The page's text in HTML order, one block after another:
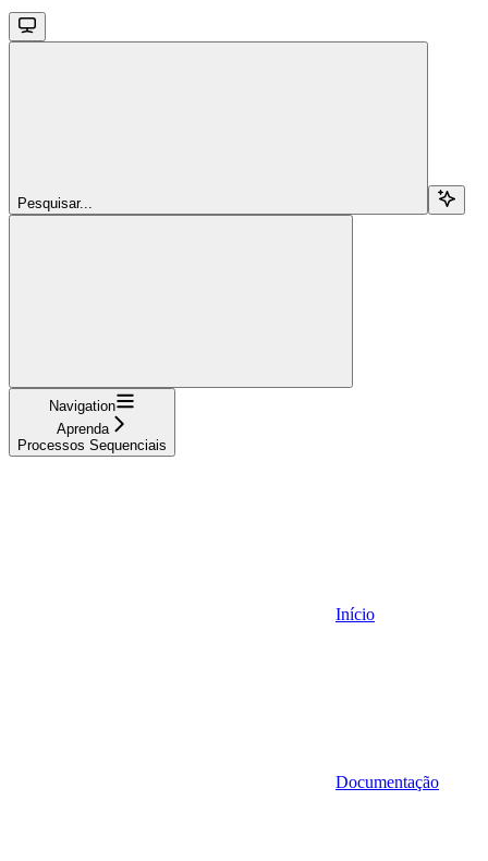
Pesquisar...
Navigation
Aprenda
Processos Sequenciais
Início
Documentação